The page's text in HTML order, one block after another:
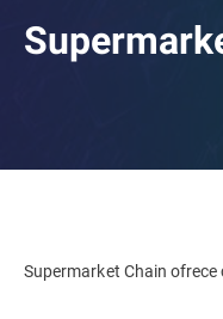
Supermarket Chain